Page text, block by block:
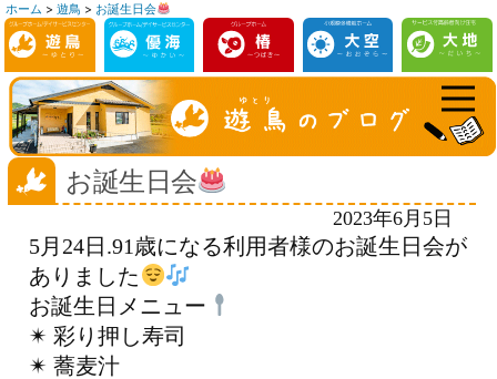
コ
ン
テ
ン
ツ
へ
ス
ホーム > 遊鳥 > お誕生日会
お誕生日会
2023年6月5日
5月24日.91歳になる利用者様のお誕生日会が
ありました
お誕生日メニュー
✴︎ 彩り押し寿司
✴︎ 蕎麦汁